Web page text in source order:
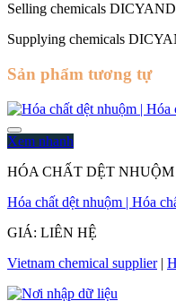
Selling chemicals
Supplying chemicals
Sản phẩm tương tự
Xem nhanh
HÓA CHẤT DỆT NHUỘM
Hóa chất dệt nhuộm | Hóa
GIÁ: LIÊN HỆ
Vietnam chemical supplier|